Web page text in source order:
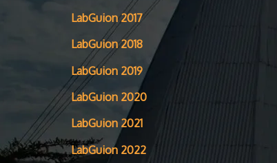
LabGuion 2017
LabGuion 2018
LabGuion 2019
LabGuion 2020
LabGuion 2021
LabGuion 2022